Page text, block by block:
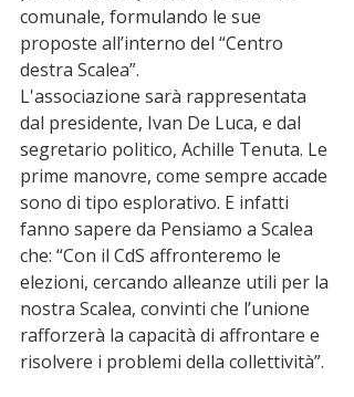
comunale, formulando le sue
proposte all’interno del “Centro
destra Scalea”.
L'associazione sarà rappresentata
dal presidente, Ivan De Luca, e dal
segretario politico, Achille Tenuta. Le
prime manovre, come sempre accade
sono di tipo esplorativo. E infatti
fanno sapere da Pensiamo a Scalea
che: “Con il CdS affronteremo le
elezioni, cercando alleanze utili per la
nostra Scalea, convinti che l’unione
rafforzerà la capacità di affrontare e
risolvere i problemi della collettività”.